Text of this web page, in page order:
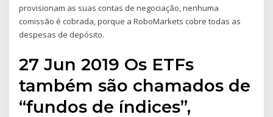
provisionam as suas contas de negociação, nenhuma
comissão é cobrada, porque a RoboMarkets cobre todas as
despesas de depósito.
27 Jun 2019 Os ETFs
também são chamados de
“fundos de índices”,